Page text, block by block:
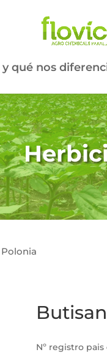
qué nos
Polonia
Nº registro